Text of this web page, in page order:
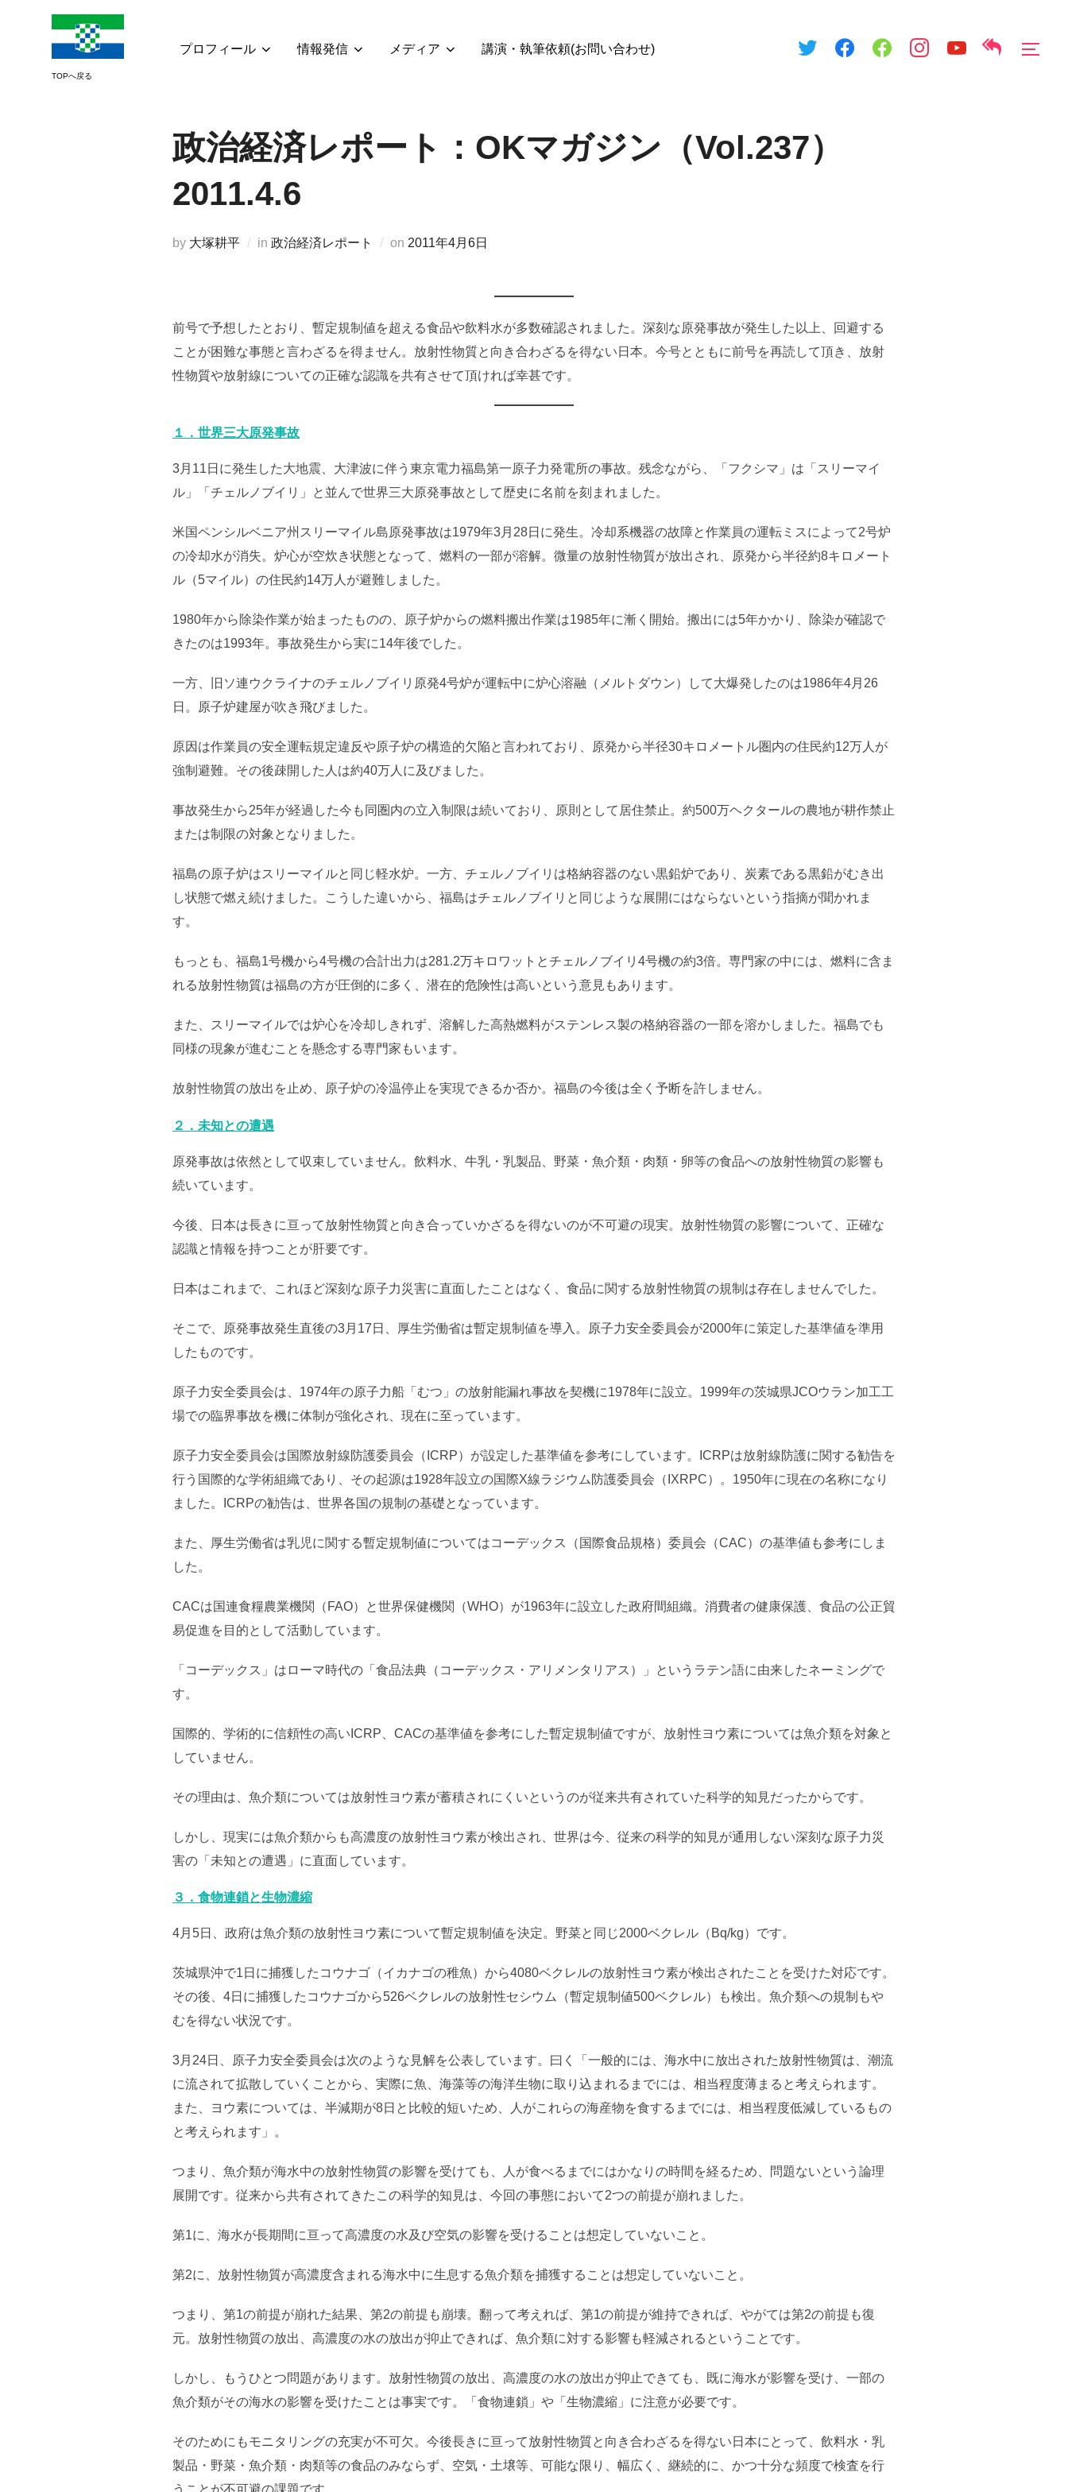
プロフィール 情報発信 メディア 講演・執筆依頼(お問い合わせ) サイ
政治経済レポート：OKマガジン（Vol.237）
2011.4.6
by 大塚耕平 in 政治経済レポート on 投
2011年4月6日
前号で予想したとおり、暫定規制値を超える食品や飲料水が多数確認されました。深刻な原発事故が発生した以上、回避する
ことが困難な事態と言わざるを得ません。放射性物質と向き合わざるを得ない日本。今号とともに前号を再読して頂き、放射
性物質や放射線についての正確な認識を共有させて頂ければ幸甚です。
１．世界三大原発事故
3月11日に発生した大地震、大津波に伴う東京電力福島第一原子力発電所の事故。残念ながら、「フクシマ」は「スリーマイ
ル」「チェルノブイリ」と並んで世界三大原発事故として歴史に名前を刻まれました。
米国ペンシルベニア州スリーマイル島原発事故は1979年3月28日に発生。冷却系機器の故障と作業員の運転ミスによって2号炉
の冷却水が消失。炉心が空炊き状態となって、燃料の一部が溶解。微量の放射性物質が放出され、原発から半径約8キロメート
ル（5マイル）の住民約14万人が避難しました。
1980年から除染作業が始まったものの、原子炉からの燃料搬出作業は1985年に漸く開始。搬出には5年かかり、除染が確認で
きたのは1993年。事故発生から実に14年後でした。
一方、旧ソ連ウクライナのチェルノブイリ原発4号炉が運転中に炉心溶融（メルトダウン）して大爆発したのは1986年4月26
日。原子炉建屋が吹き飛びました。
原因は作業員の安全運転規定違反や原子炉の構造的欠陥と言われており、原発から半径30キロメートル圏内の住民約12万人が
強制避難。その後疎開した人は約40万人に及びました。
事故発生から25年が経過した今も同圏内の立入制限は続いており、原則として居住禁止。約500万ヘクタールの農地が耕作禁止
または制限の対象となりました。
福島の原子炉はスリーマイルと同じ軽水炉。一方、チェルノブイリは格納容器のない黒鉛炉であり、炭素である黒鉛がむき出
し状態で燃え続けました。こうした違いから、福島はチェルノブイリと同じような展開にはならないという指摘が聞かれま
す。
もっとも、福島1号機から4号機の合計出力は281.2万キロワットとチェルノブイリ4号機の約3倍。専門家の中には、燃料に含ま
れる放射性物質は福島の方が圧倒的に多く、潜在的危険性は高いという意見もあります。
また、スリーマイルでは炉心を冷却しきれず、溶解した高熱燃料がステンレス製の格納容器の一部を溶かしました。福島でも
同様の現象が進むことを懸念する専門家もいます。
放射性物質の放出を止め、原子炉の冷温停止を実現できるか否か。福島の今後は全く予断を許しません。
２．未知との遭遇
原発事故は依然として収束していません。飲料水、牛乳・乳製品、野菜・魚介類・肉類・卵等の食品への放射性物質の影響も
続いています。
今後、日本は長きに亘って放射性物質と向き合っていかざるを得ないのが不可避の現実。放射性物質の影響について、正確な
認識と情報を持つことが肝要です。
日本はこれまで、これほど深刻な原子力災害に直面したことはなく、食品に関する放射性物質の規制は存在しませんでした。
そこで、原発事故発生直後の3月17日、厚生労働省は暫定規制値を導入。原子力安全委員会が2000年に策定した基準値を準用
したものです。
原子力安全委員会は、1974年の原子力船「むつ」の放射能漏れ事故を契機に1978年に設立。1999年の茨城県JCOウラン加工工
場での臨界事故を機に体制が強化され、現在に至っています。
原子力安全委員会は国際放射線防護委員会（ICRP）が設定した基準値を参考にしています。ICRPは放射線防護に関する勧告を
行う国際的な学術組織であり、その起源は1928年設立の国際X線ラジウム防護委員会（IXRPC）。1950年に現在の名称になり
ました。ICRPの勧告は、世界各国の規制の基礎となっています。
また、厚生労働省は乳児に関する暫定規制値についてはコーデックス（国際食品規格）委員会（CAC）の基準値も参考にしま
した。
CACは国連食糧農業機関（FAO）と世界保健機関（WHO）が1963年に設立した政府間組織。消費者の健康保護、食品の公正貿
易促進を目的として活動しています。
「コーデックス」はローマ時代の「食品法典（コーデックス・アリメンタリアス）」というラテン語に由来したネーミングで
す。
国際的、学術的に信頼性の高いICRP、CACの基準値を参考にした暫定規制値ですが、放射性ヨウ素については魚介類を対象と
していません。
その理由は、魚介類については放射性ヨウ素が蓄積されにくいというのが従来共有されていた科学的知見だったからです。
しかし、現実には魚介類からも高濃度の放射性ヨウ素が検出され、世界は今、従来の科学的知見が通用しない深刻な原子力災
害の「未知との遭遇」に直面しています。
３．食物連鎖と生物濃縮
4月5日、政府は魚介類の放射性ヨウ素について暫定規制値を決定。野菜と同じ2000ベクレル（Bq/kg）です。
茨城県沖で1日に捕獲したコウナゴ（イカナゴの稚魚）から4080ベクレルの放射性ヨウ素が検出されたことを受けた対応です。
その後、4日に捕獲したコウナゴから526ベクレルの放射性セシウム（暫定規制値500ベクレル）も検出。魚介類への規制もや
むを得ない状況です。
3月24日、原子力安全委員会は次のような見解を公表しています。曰く「一般的には、海水中に放出された放射性物質は、潮流
に流されて拡散していくことから、実際に魚、海藻等の海洋生物に取り込まれるまでには、相当程度薄まると考えられます。
また、ヨウ素については、半減期が8日と比較的短いため、人がこれらの海産物を食するまでには、相当程度低減しているもの
と考えられます」。
つまり、魚介類が海水中の放射性物質の影響を受けても、人が食べるまでにはかなりの時間を経るため、問題ないという論理
展開です。従来から共有されてきたこの科学的知見は、今回の事態において2つの前提が崩れました。
第1に、海水が長期間に亘って高濃度の水及び空気の影響を受けることは想定していないこと。
第2に、放射性物質が高濃度含まれる海水中に生息する魚介類を捕獲することは想定していないこと。
つまり、第1の前提が崩れた結果、第2の前提も崩壊。翻って考えれば、第1の前提が維持できれば、やがては第2の前提も復
元。放射性物質の放出、高濃度の水の放出が抑止できれば、魚介類に対する影響も軽減されるということです。
しかし、もうひとつ問題があります。放射性物質の放出、高濃度の水の放出が抑止できても、既に海水が影響を受け、一部の
魚介類がその海水の影響を受けたことは事実です。「食物連鎖」や「生物濃縮」に注意が必要です。
そのためにもモニタリングの充実が不可欠。今後長きに亘って放射性物質と向き合わざるを得ない日本にとって、飲料水・乳
製品・野菜・魚介類・肉類等の食品のみならず、空気・土壌等、可能な限り、幅広く、継続的に、かつ十分な頻度で検査を行
うことが不可避の課題です。